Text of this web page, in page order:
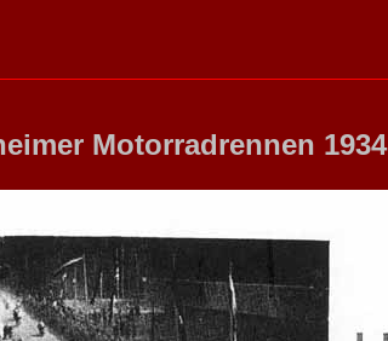
Motorradrennen 1934